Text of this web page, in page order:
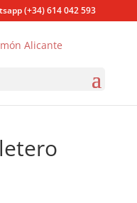
(+34) 614 042 593